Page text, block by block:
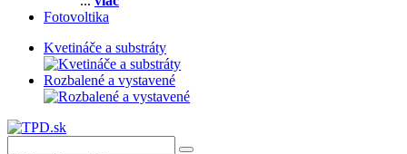
Fotovoltika
Kvetináče a substráty
Rozbalené a vystavené